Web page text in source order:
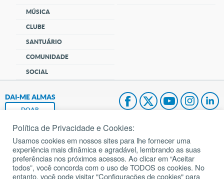
MÚSICA
CLUBE
SANTUÁRIO
COMUNIDADE
SOCIAL
DAI-ME ALMAS
DOAR
Fundação João Paulo II
Pedido de Oração
Mapa do site
Política de Privacidade e Cookies:
Usamos cookies em nossos sites para lhe fornecer uma
experiência mais dinâmica e agradável, lembrando as suas
preferências nos próximos acessos. Ao clicar em “Aceitar
todos”, você concorda com o uso de TODOS os cookies. No
entanto, você pode visitar "Configurações de cookies" para